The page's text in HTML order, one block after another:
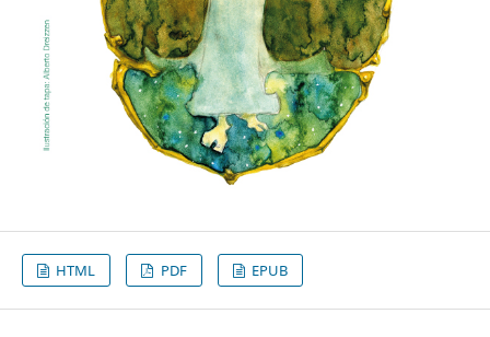
HTML PDF EPUB